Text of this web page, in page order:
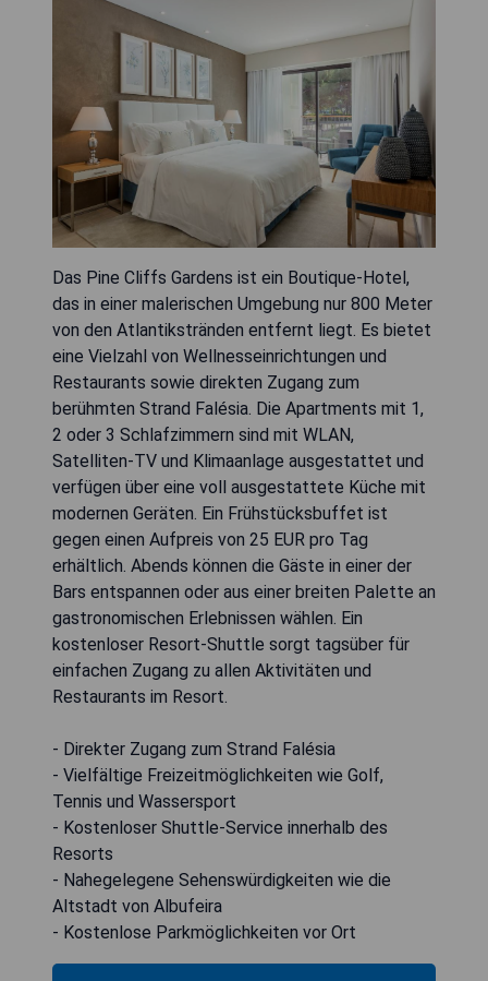
Das Pine Cliffs Gardens ist ein Boutique-Hotel,
das in einer malerischen Umgebung nur 800 Meter
von den Atlantikstränden entfernt liegt. Es bietet
eine Vielzahl von Wellnesseinrichtungen und
Restaurants sowie direkten Zugang zum
berühmten Strand Falésia. Die Apartments mit 1,
2 oder 3 Schlafzimmern sind mit WLAN,
Satelliten-TV und Klimaanlage ausgestattet und
verfügen über eine voll ausgestattete Küche mit
modernen Geräten. Ein Frühstücksbuffet ist
gegen einen Aufpreis von 25 EUR pro Tag
erhältlich. Abends können die Gäste in einer der
Bars entspannen oder aus einer breiten Palette an
gastronomischen Erlebnissen wählen. Ein
kostenloser Resort-Shuttle sorgt tagsüber für
einfachen Zugang zu allen Aktivitäten und
Restaurants im Resort.
- Direkter Zugang zum Strand Falésia
- Vielfältige Freizeitmöglichkeiten wie Golf,
Tennis und Wassersport
- Kostenloser Shuttle-Service innerhalb des
Resorts
- Nahegelegene Sehenswürdigkeiten wie die
Altstadt von Albufeira
- Kostenlose Parkmöglichkeiten vor Ort